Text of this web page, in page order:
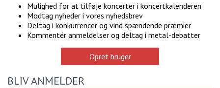
Mulighed for at tilføje koncerter i koncertkalenderen
Modtag nyheder i vores nyhedsbrev
Deltag i konkurrencer og vind spændende præmier
Kommentér anmeldelser og deltag i metal-debatter
Opret bruger
BLIV ANMELDER